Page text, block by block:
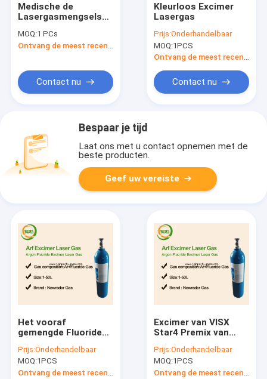
Medische de
Lasergasmengsels
Rangarf voor
Oogchirurgie aan
MOQ:1 PCs
Contact nu
Kleurloos Excimer
Lasergas
Prijs:Onderhandelbaar
MOQ:1PCS
Ontvang de meest recente Prijs
Contact nu
Bespaar je tijd
Laat ons met u contact opnemen met de
beste producten.
Geef uw vereiste
Het vooraf
gemengde Fluoride
ArF-
Gasmengsels193nm
Lithografie
Prijs:Onderhandelbaar
MOQ:1PCS
Excimer van VISX
Star4 Premix van
Laser 16L van Gasarf
met klep CGA679
Prijs:Onderhandelbaar
MOQ:1PCS